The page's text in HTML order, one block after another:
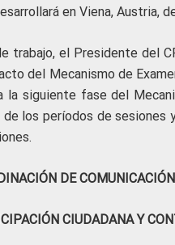
en Viena, Austria,
trabajo, el Presidente del
del Mecanismo de
siguiente fase del
los períodos de sesiones
DE COMUNICACIÓN
CIUDADANA Y